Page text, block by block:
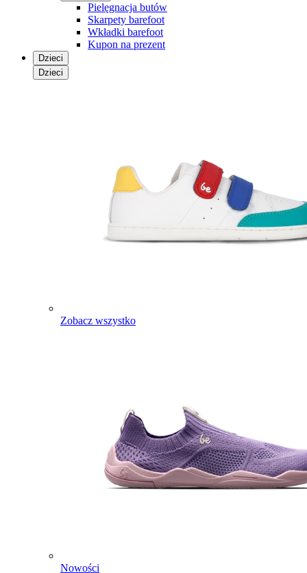
Pielęgnacja butów
Skarpety barefoot
Wkładki barefoot
Kupon na prezent
Dzieci
Dzieci
Zobacz wszystko
Nowości